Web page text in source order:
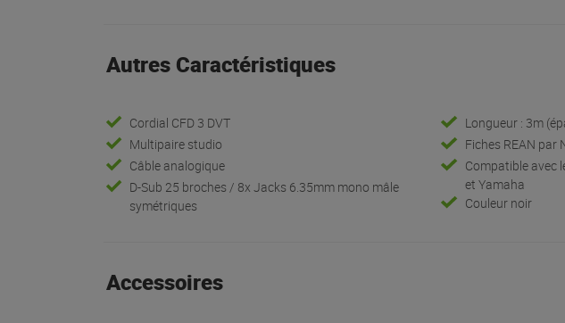
Autres Caractéristiques
Cordial CFD 3 DVT
Multipaire studio
Câble analogique
D-Sub 25 broches / 8x Jacks 6.35mm mono mâle
symétriques
Longueur : 3m
Fiches REAN par
Compatible avec
et Yamaha
Couleur noir
Accessoires